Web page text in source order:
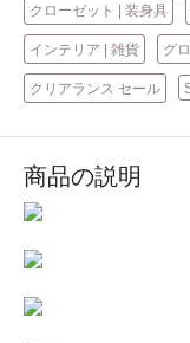
クローゼット | 装身具
インテリア | 雑貨 グ
クリアランス セール
商品の説明